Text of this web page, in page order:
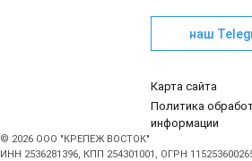
наш
Карта сайта
Политика
информации
© 2026 ООО "КРЕПЕЖ ВОСТОК"
ИНН 2536281396, КПП 254301001, ОГРН